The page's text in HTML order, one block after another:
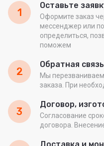
1
Оставьте
Оформите заказ
мессенджер или
определиться,
поможем
2
Обратная связь
Мы
заказа. При
3
Договор,
Согласование
договора.